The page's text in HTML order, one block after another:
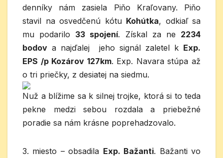
denníky nám zasiela Piňo Kraľovany. Piňo
stavil na osvedčenú kótu Kohútka, odkiaľ sa
mu podarilo 33 spojení. Získal za ne 2234
bodov a najďalej jeho signál zaletel k Exp.
EPS /p Kozárov 127km. Exp. Navara stúpa až
o tri priečky, z desiatej na siedmu.
Nuž a blížime sa k silnej trojke, ktorá si to teda
pekne medzi sebou rozdala a priebežné
poradie sa nám krásne poprehadzovalo.
3. miesto – obsadila Exp. Bažanti. Bažanti vo